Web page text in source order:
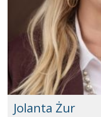
Jolanta Żur